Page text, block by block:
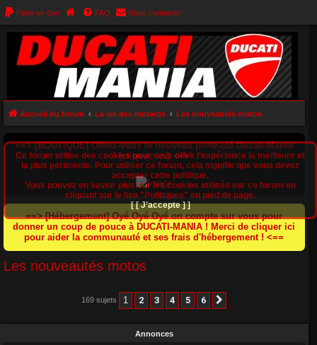
Faire un don FAQ Nous contacter
Accueil du forum La vie des motards Les nouveautés motos
==> [BOUTIQUE] Offrez-vous le nouveau porte-clé Ducati-Mania
(cliquez ici) <==
==> [Hébergement] Oyé Oyé Oyé on compte sur vous pour
donner un coup de pouce à DUCATI-MANIA ! Merci de cliquer ici
pour aider la communauté et ses frais d'hébergement ! <==
Les nouveautés motos
169 sujets 1 2 3 4 5 6
Annonces
Ce forum utilise des cookies pour vous offrir l‘expérience la meilleure et
la plus pertinente. Pour utiliser ce forum, cela signifie que vous devez
accepter cette politique.
Vous pouvez en savoir plus sur les cookies utilisés sur ce forum en
cliquant sur le lien "Politiques" en pied de page.
[ [ J’accepte ] ]